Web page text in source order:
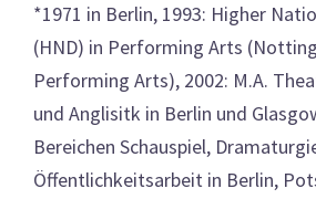
*1971 in Berlin, 1993: Higher
(HND) in Performing Arts
Performing Arts), 2002: M.A.
und Anglisitk in Berlin und
Bereichen Schauspiel,
Öffentlichkeitsarbeit in Berlin,